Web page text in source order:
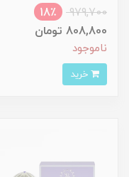
979,700
18٪
808,800 تومان
ناموجود